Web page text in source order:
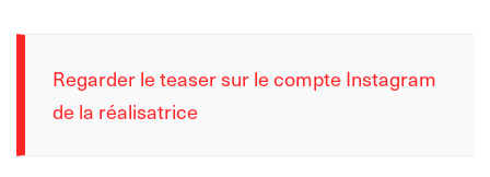
Regarder le teaser sur le compte Instagram
de la réalisatrice